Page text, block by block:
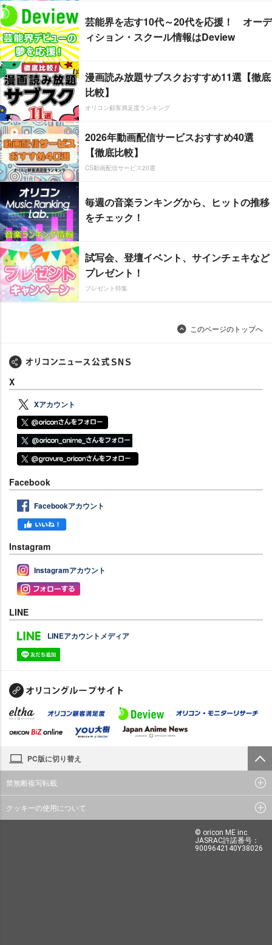
芸能界を志す10代～20代を応援！ オーデ
ィション・スクール情報はDeview
漫画読み放題サブスクおすすめ11選【徹底
比較】
オリコン顧客満足度ランキング
2026年動画配信サービスおすすめ40選
【徹底比較】
CS動画配信サービス20選
毎週の音楽ランキングから、ヒットの推移
をチェック！
試写会、登壇イベント、サインチェキなど
プレゼント！
プレゼント特集
このページのトップへ
X
Xアカウント
Facebook
Facebookアカウント
Instagram
Instagramアカウント
LINE
LINEアカウントメディア
PC版に切り替え
禁無断複写転載
クッキーの使用について
© oricon ME inc.
JASRAC許諾番号：
9009642140Y38026